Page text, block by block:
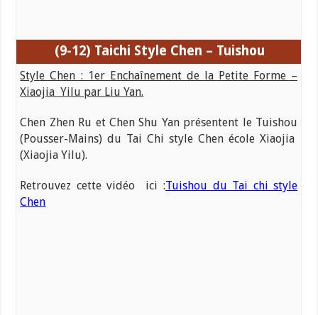
(9-12) Taichi Style Chen – Tuishou
Style Chen : 1er Enchaînement de la Petite Forme –
Xiaojia Yilu par Liu Yan.
Chen Zhen Ru et Chen Shu Yan présentent le Tuishou
(Pousser-Mains) du Tai Chi style Chen école Xiaojia
(Xiaojia Yilu).
Retrouvez cette vidéo ici :Tuishou du Tai chi style
Chen